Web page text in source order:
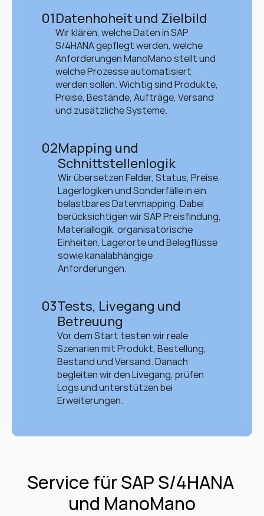
01Datenhoheit und Zielbild
Wir klären, welche Daten in SAP
S/4HANA gepflegt werden, welche
Anforderungen ManoMano stellt und
welche Prozesse automatisiert
werden sollen. Wichtig sind Produkte,
Preise, Bestände, Aufträge, Versand
und zusätzliche Systeme.
02Mapping und
Schnittstellenlogik
Wir übersetzen Felder, Status, Preise,
Lagerlogiken und Sonderfälle in ein
belastbares Datenmapping. Dabei
berücksichtigen wir SAP Preisfindung,
Materiallogik, organisatorische
Einheiten, Lagerorte und Belegflüsse
sowie kanalabhängige
Anforderungen.
03Tests, Livegang und
Betreuung
Vor dem Start testen wir reale
Szenarien mit Produkt, Bestellung,
Bestand und Versand. Danach
begleiten wir den Livegang, prüfen
Logs und unterstützen bei
Erweiterungen.
Service für SAP S/4HANA
und ManoMano